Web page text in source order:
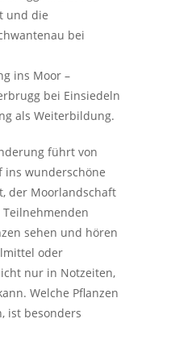
und die
bei
ins Moor –
bei Einsiedeln
als Weiterbildung.
führt von
wunderschöne
der Moorlandschaft
sehen und hören
oder
nur in Notzeiten,
Welche Pflanzen
ist besonders